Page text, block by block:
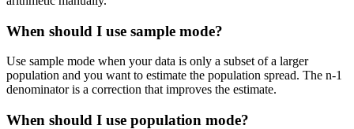
When should I use sample mode?
Use sample mode when your data is only a subset of a larger
population and you want to estimate the population spread. The n-1
denominator is a correction that improves the estimate.
When should I use population mode?